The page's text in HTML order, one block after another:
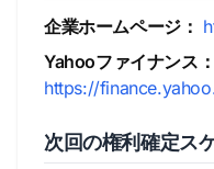
企業ホームページ：
Yahooファイナンス：
https://
次回の権利確定ス